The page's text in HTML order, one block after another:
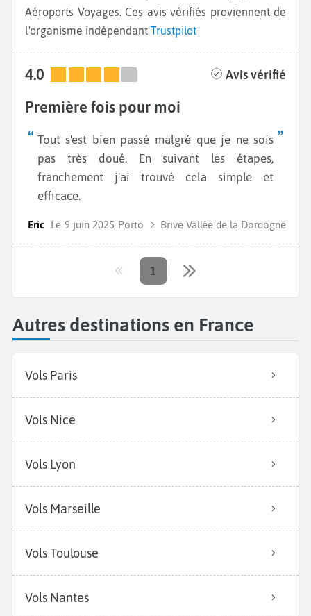
Aéroports Voyages. Ces avis vérifiés proviennent de
l'organisme indépendant Trustpilot
4.0 Avis vérifié
Première fois pour moi
Tout s'est bien passé malgré que je ne sois
pas très doué. En suivant les étapes,
franchement j'ai trouvé cela simple et
efficace.
Eric Le 9 juin 2025 Porto Brive Vallée de la Dordogne
1
Autres destinations en France
Vols Paris
Vols Nice
Vols Lyon
Vols Marseille
Vols Toulouse
Vols Nantes